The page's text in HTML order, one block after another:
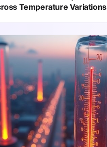
Temperature Variations